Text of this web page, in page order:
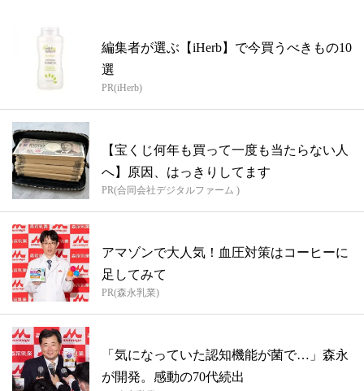
編集者が選ぶ【iHerb】で今買うべきもの10
選
PR(iHerb)
【宝くじ何年も買って一度も当たらない人
へ】原因、はっきりしてます
PR(合同会社デジタルファーム )
アマゾンで大人気！血圧対策はコーヒーに
足してみて
PR(森永乳業)
「気になっていた認知機能が菌で…」森永
が開発。感動の70代続出